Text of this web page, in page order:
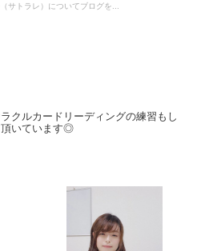
サトラレ）についてブログを...
クルカードリーディングの練習もし
いています◎